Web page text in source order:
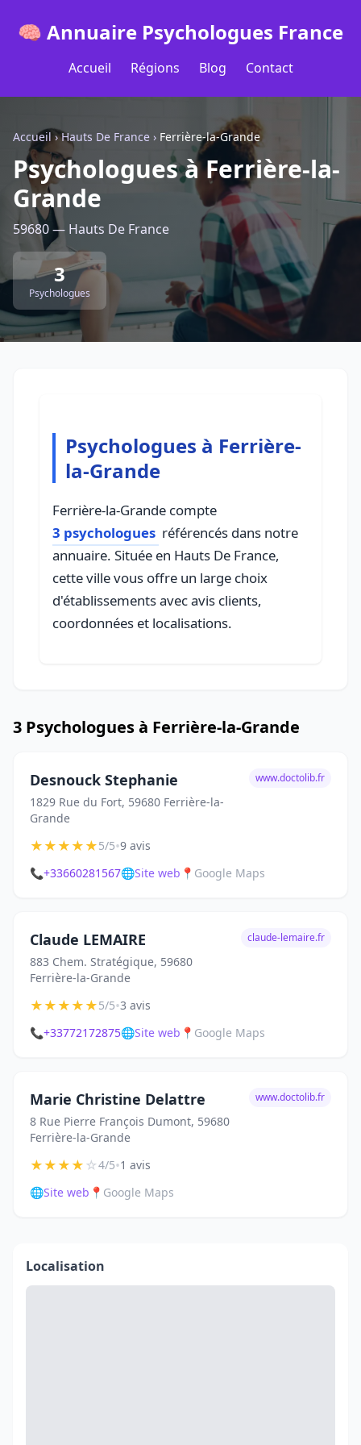
🧠 Annuaire Psychologues France
Accueil Régions Blog Contact
Accueil ›Hauts De France › Ferrière-la-Grande
Psychologues à Ferrière-la-
Grande
59680 — Hauts De France
3
Psychologues
Psychologues à Ferrière-
la-Grande
Ferrière-la-Grande compte
3 psychologues référencés dans notre
annuaire. Située en Hauts De France,
cette ville vous offre un large choix
d'établissements avec avis clients,
coordonnées et localisations.
3 Psychologues à Ferrière-la-Grande
Desnouck Stephanie
1829 Rue du Fort, 59680 Ferrière-la-
Grande
www.doctolib.fr
★★★★★5/5•9 avis
📞+33660281567🌐Site web 📍 Google Maps
Claude LEMAIRE
883 Chem. Stratégique, 59680
Ferrière-la-Grande
claude-lemaire.fr
★★★★★5/5•3 avis
📞+33772172875🌐Site web 📍 Google Maps
Marie Christine Delattre
8 Rue Pierre François Dumont, 59680
Ferrière-la-Grande
www.doctolib.fr
★★★★☆4/5•1 avis
🌐Site web 📍 Google Maps
Localisation